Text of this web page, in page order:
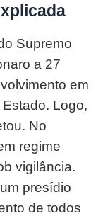
Supremo
a 27
em
Logo,
No
regime
vigilância.
presídio
de todos